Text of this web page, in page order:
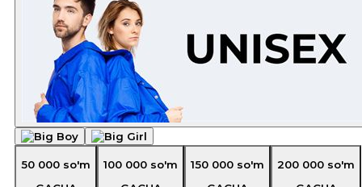
50 000 so'm
100 000 so'm
150 000 so'm
200 000 so'm